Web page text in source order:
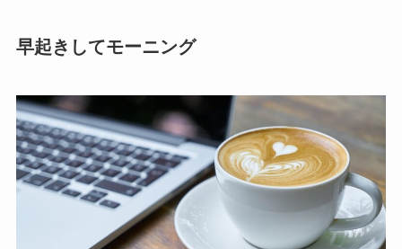
早起きしてモーニング